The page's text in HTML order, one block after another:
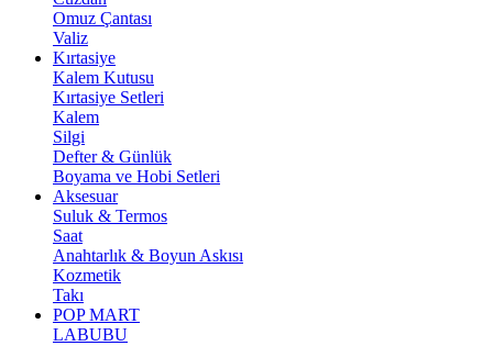
Omuz Çantası
Valiz
Kırtasiye
Kalem Kutusu
Kırtasiye Setleri
Kalem
Silgi
Defter & Günlük
Boyama ve Hobi Setleri
Aksesuar
Suluk & Termos
Saat
Anahtarlık & Boyun Askısı
Kozmetik
Takı
POP MART
LABUBU